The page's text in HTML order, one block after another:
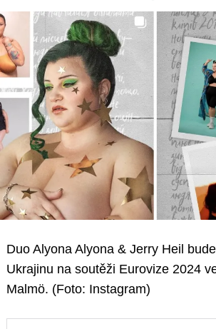
Duo Alyona Alyona & Jerry Heil
Ukrajinu na soutěži Eurovize 2024
Malmö. (Foto: Instagram)